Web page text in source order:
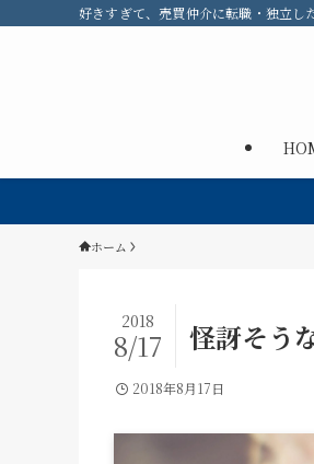
好きすぎて、売買仲介に転職・独立
ホーム
怪訝そう
2018
8/17
2018年8月17日